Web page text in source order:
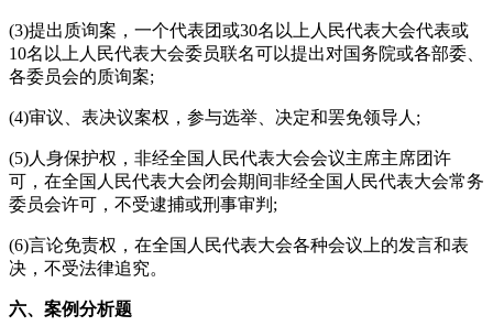
(3)提出质询案，一个代表团或30名以上人民代表大会代表或
10名以上人民代表大会委员联名可以提出对国务院或各部委、
各委员会的质询案;
(4)审议、表决议案权，参与选举、决定和罢免领导人;
(5)人身保护权，非经全国人民代表大会会议主席主席团许
可，在全国人民代表大会闭会期间非经全国人民代表大会常务
委员会许可，不受逮捕或刑事审判;
(6)言论免责权，在全国人民代表大会各种会议上的发言和表
决，不受法律追究。
六、案例分析题